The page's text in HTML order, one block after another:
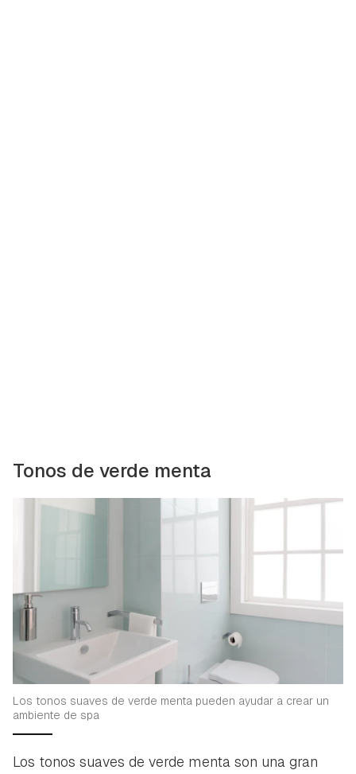
Tonos de verde menta
Los tonos suaves de verde menta pueden ayudar a crear un
ambiente de spa
Los tonos suaves de verde menta son una gran